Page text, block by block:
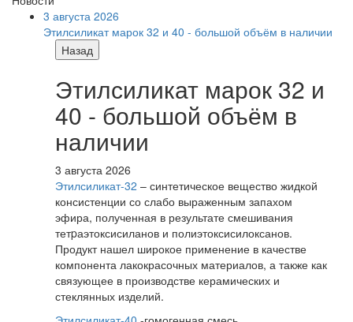
3 августа 2026
Этилсиликат марок 32 и 40 - большой объём в наличии
Назад
Этилсиликат марок 32 и
40 - большой объём в
наличии
3 августа 2026
Этилсиликат-32 – синтетическое вещество жидкой
консистенции со слабо выраженным запахом
эфира, полученная в результате смешивания
тетpаэтоксисиланов и полиэтоксисилоксанов.
Продукт нашел широкое применение в качестве
компонента лакокрасочных материалов, а также как
связующее в производстве керамических и
стеклянных изделий.